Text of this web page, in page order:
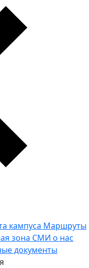
кампуса Маршруты
зона СМИ о нас
документы